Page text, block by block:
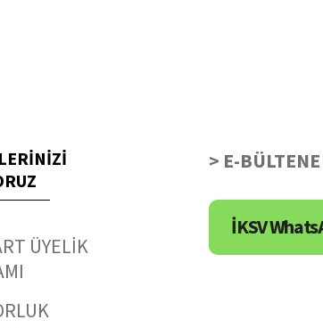
ÜYELİK
> E-
İKSV